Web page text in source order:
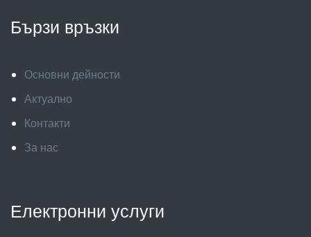
Бързи връзки
Основни дейности
Актуално
Контакти
За нас
Електронни услуги